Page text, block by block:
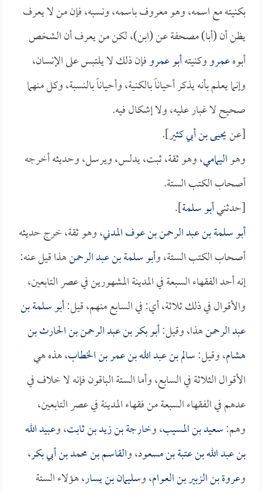
بكنيته مع اسمه، وهو معروف باسمه، ونسبه، فإن من لا يعرف
يظن أن (أبا) مصحفة عن (ابن)، لكن من يعرف أن الشخص
أبوهعمرووكنيتهأبو عمروفإن ذلك لا يلتبس على الإنسان،
وإنما يعلم بأنه يذكر أحياناً بالكنية، وأحياناً بالنسبة، وكل منهما
صحيح لا غبار عليه، ولا إشكال فيه.
[عنيحيى بن أبي كثير].
وهواليمامي، وهو ثقة، ثبت، يدلس، ويرسل، وحديثه أخرجه
أصحاب الكتب الستة.
[حدثنيأبو سلمة].
أبو سلمة بن عبد الرحمن بن عوف المدني، وهو ثقة، خرج حديثه
أصحاب الكتب الستة، وأبو سلمة بن عبد الرحمنهذا قيل عنه:
إنه أحد الفقهاء السبعة في المدينة المشهورين في عصر التابعين،
والأقوال في ذلك ثلاثة، أي: في السابع منهم، قيل:أبو سلمة بن
عبد الرحمنهذا، وقيل:أبو بكر بن عبد الرحمن بن الحارث بن
هشام، وقيل:سالم بن عبد الله بن عمر بن الخطاب، هذه هي
الأقوال الثلاثة في السابع، وأما الستة الباقون فإنه لا خلاف في
عدهم في الفقهاء السبعة من فقهاء المدينة في عصر التابعين،
وهم:سعيد بن المسيب، وخارجة بن زيد بن ثابت، وعبيد الله
بن عبد الله بن عتبة بن مسعود، والقاسم بن محمد بن أبي بكر،
وعروة بن الزبير بن العوام، وسليمان بن يسار، هؤلاء الستة